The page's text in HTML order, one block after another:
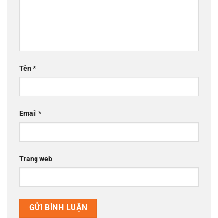
Tên*
Email *
Trang web